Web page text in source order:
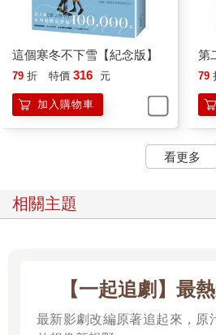
這樣的臉，誰見了都不會喜歡。
於是我彎腰把掌心的水潑在臉上，然
己抬頭後便停止哭泣，而我將會是全
我從口袋拿出華佑惟剛才借我的手帕
水，看起來有些噁心，我順手將它清
步出女廁時，華佑惟一臉擔憂地守在不
「謝謝你的手帕，我洗過了，要記得
前一遞。
「啊，不用這麼麻煩啦……妳沒事了？
「嗯，已經沒事了，我再也不會為那
揚起下巴。
這個寒冬不下雪【紀念版】
79 折 特價 316 元
加入購物車
第
79
看更多
相關主題
【一起追劇】最
最新影劇改編原著追起來，原